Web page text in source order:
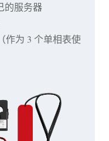
的服务器
作为 3 个单相表使